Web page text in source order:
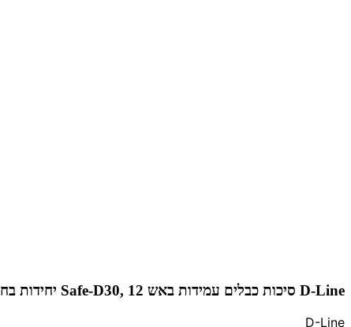
D-Line סיכות כבלים עמידות באש Safe-D30, 12 יחידות בחבילה
D-Line